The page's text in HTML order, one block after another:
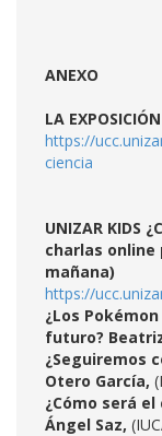
ANEXO
LA
https://
ciencia
UNIZAR KIDS
charlas online
mañana)
https://
¿Los
futuro?
¿Seguiremos
Otero García,
¿Cómo será
Ángel Saz,